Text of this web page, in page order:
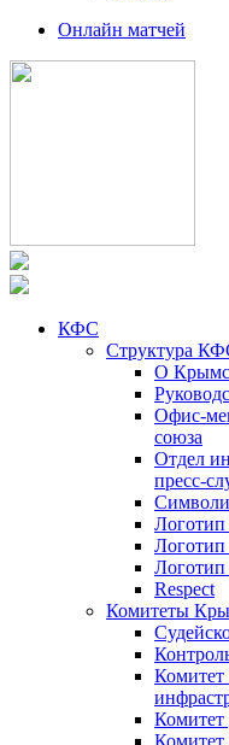
Онлайн матчей
КФС
Структура
О
Офис-
союза
Отдел
пресс-
Respect
Комитеты
Комитет
Комитет